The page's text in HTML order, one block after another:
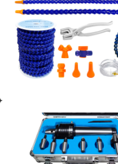
Винты torx